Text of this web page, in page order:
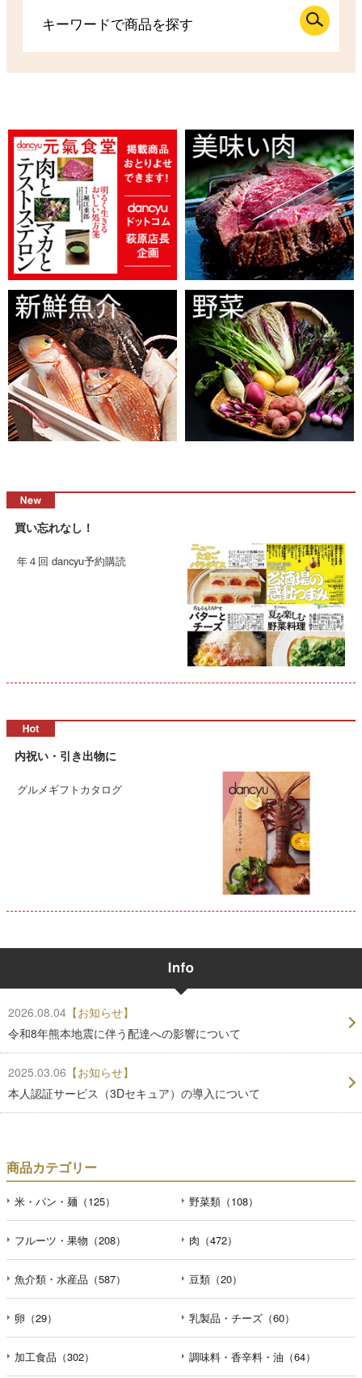
買い忘れなし！
年４回 dancyu予約購読
内祝い・引き出物に
グルメギフトカタログ
2026.08.04 【お知らせ】
令和8年熊本地震に伴う配達への影響について
2025.03.06 【お知らせ】
本人認証サービス（3Dセキュア）の導入について
商品カテゴリー
米・パン・麺（125） 野菜類（108）
フルーツ・果物（208） 肉（472）
魚介類・水産品（587） 豆類（20）
卵（29） 乳製品・チーズ（60）
加工食品（302） 調味料・香辛料・油（64）